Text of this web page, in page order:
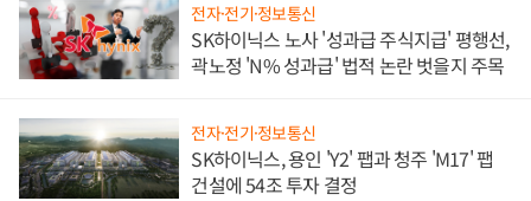
전자·전기·정보통신
SK하이닉스 노사 '성과급 주식지급' 평행선,
곽노정 'N% 성과급' 법적 논란 벗을지 주목
전자·전기·정보통신
SK하이닉스, 용인 'Y2' 팹과 청주 'M17' 팹
건설에 54조 투자 결정